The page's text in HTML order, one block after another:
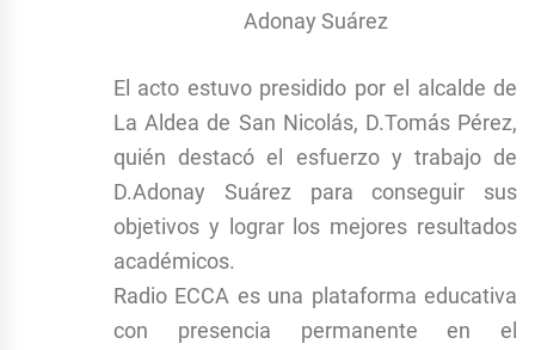
Adonay Suárez
El acto estuvo presidido por el alcalde de
La Aldea de San Nicolás, D.Tomás Pérez,
quién destacó el esfuerzo y trabajo de
D.Adonay Suárez para conseguir sus
objetivos y lograr los mejores resultados
académicos.
Radio ECCA es una plataforma educativa
con presencia permanente en el